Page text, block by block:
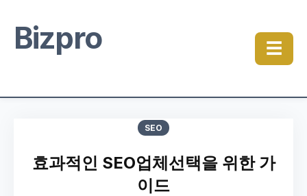
Bizpro ☰
SEO
효과적인 SEO업체선택을 위한 가
이드